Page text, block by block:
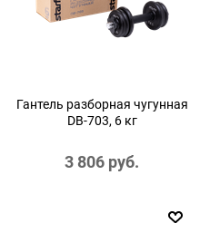
Гантель разборная чугунная
DB-703, 6 кг
3 806 руб.